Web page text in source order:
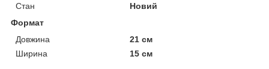
Стан
Новий
Формат
Довжина
21 см
Ширина
15 см